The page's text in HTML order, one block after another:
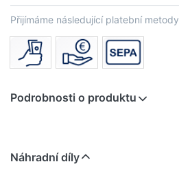
Přijímáme následující platební metody
Podrobnosti o produktu
Náhradní díly